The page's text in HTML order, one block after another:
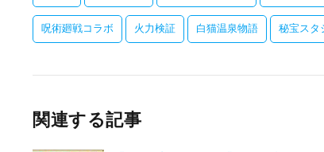
呪術廻戦コラボ 火力検証 白猫温泉物語 秘宝スタ
関連する記事